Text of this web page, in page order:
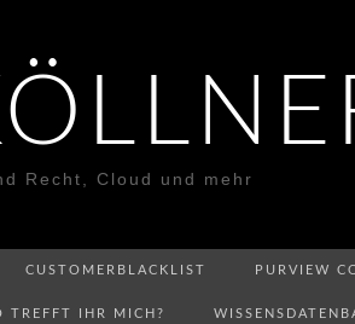
Recht, Cloud und mehr
CUSTOMERBLACKLIST PURVIEW
TREFFT IHR MICH?